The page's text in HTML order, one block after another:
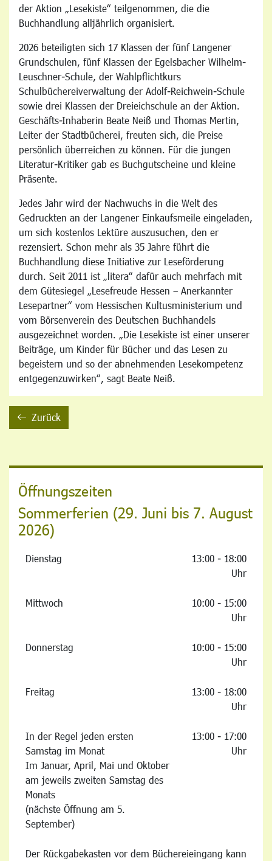
der Aktion „Lesekiste“ teilgenommen, die die
Buchhandlung alljährlich organisiert.
2026 beteiligten sich 17 Klassen der fünf Langener
Grundschulen, fünf Klassen der Egelsbacher Wilhelm-
Leuschner-Schule, der Wahlpflichtkurs
Schulbüchereiverwaltung der Adolf-Reichwein-Schule
sowie drei Klassen der Dreieichschule an der Aktion.
Geschäfts-Inhaberin Beate Neiß und Thomas Mertin,
Leiter der Stadtbücherei, freuten sich, die Preise
persönlich überreichen zu können. Für die jungen
Literatur-Kritiker gab es Buchgutscheine und kleine
Präsente.
Jedes Jahr wird der Nachwuchs in die Welt des
Gedruckten an der Langener Einkaufsmeile eingeladen,
um sich kostenlos Lektüre auszusuchen, den er
rezensiert. Schon mehr als 35 Jahre führt die
Buchhandlung diese Initiative zur Leseförderung
durch. Seit 2011 ist „litera“ dafür auch mehrfach mit
dem Gütesiegel „Lesefreude Hessen – Anerkannter
Lesepartner“ vom Hessischen Kultusministerium und
vom Börsenverein des Deutschen Buchhandels
ausgezeichnet worden. „Die Lesekiste ist einer unserer
Beiträge, um Kinder für Bücher und das Lesen zu
begeistern und so der abnehmenden Lesekompetenz
entgegenzuwirken“, sagt Beate Neiß.
backward Zurück
Öffnungszeiten
Sommerferien (29. Juni bis 7. August
2026)
Dienstag
13:00 - 18:00
Uhr
Mittwoch
10:00 - 15:00
Uhr
Donnerstag
10:00 - 15:00
Uhr
Freitag
13:00 - 18:00
Uhr
In der Regel jeden ersten
Samstag im Monat
Im Januar, April, Mai und Oktober
am jeweils zweiten Samstag des
Monats
(nächste Öffnung am 5.
September)
13:00 - 17:00
Uhr
Der Rückgabekasten vor dem Büchereieingang kann